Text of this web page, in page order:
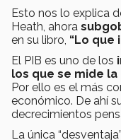
Esto nos lo explica
Heath, ahora
en su libro, “Lo que
El PIB es uno de los
los que se mide
Por ello es el más
económico. De ahí
decrecimientos
La única